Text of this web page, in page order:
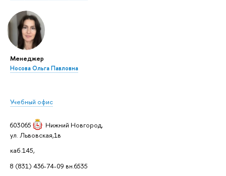
Менеджер
Носова Ольга Павловна
Учебный офис
603065 Нижний Новгород,
ул. Львовская,1в
каб.145,
8 (831) 436-74-09 вн.6535